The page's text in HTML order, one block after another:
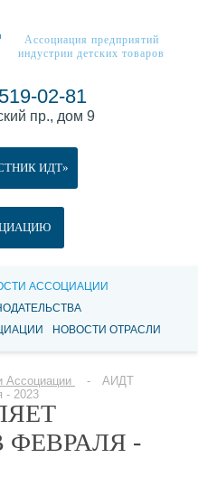
Ассоциация предприятий
индустрии детских товаров
02-81
пр., дом 9
ИДТ»
АССОЦИАЦИИ
НОВОСТИ ОТРАСЛИ
Ассоциации
АИДТ
- 2023
-